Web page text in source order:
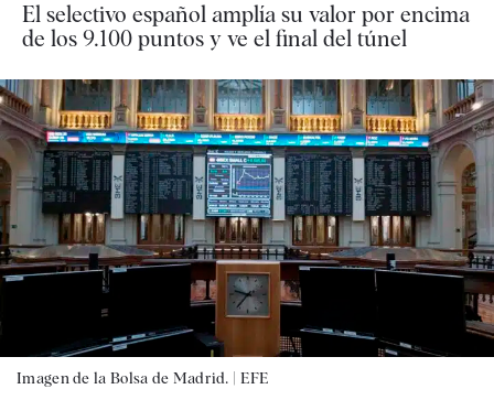
El selectivo español amplía su valor por encima
de los 9.100 puntos y ve el final del túnel
Imagen de la Bolsa de Madrid. | EFE